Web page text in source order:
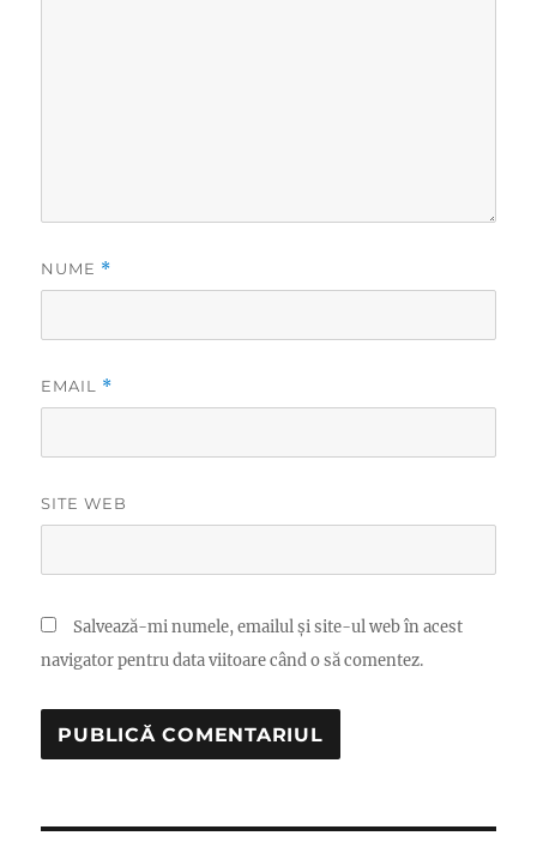
NUME *
EMAIL *
SITE WEB
Salvează-mi numele, emailul și site-ul web în acest
navigator pentru data viitoare când o să comentez.